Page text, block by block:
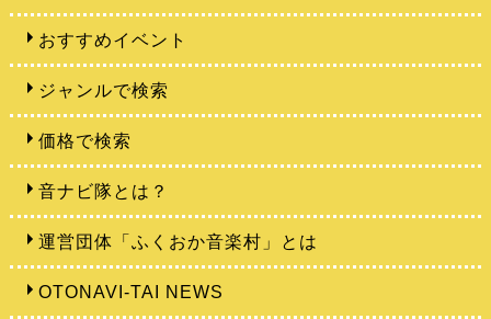
おすすめイベント
ジャンルで検索
価格で検索
音ナビ隊とは？
運営団体「ふくおか音楽村」とは
OTONAVI-TAI NEWS